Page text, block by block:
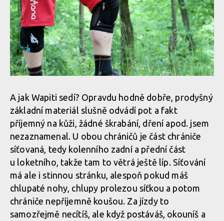
A jak Wapiti sedí? Opravdu hodně dobře, prodyšný
základní materiál slušně odvádí pot a fakt
příjemný na kůži, žádné škrabání, dření apod. jsem
nezaznamenal. U obou chráničů je část chrániče
síťovaná, tedy kolenního zadní a přední část
u loketního, takže tam to větrá ještě líp. Síťování
má ale i stinnou stránku, alespoň pokud máš
chlupaté nohy, chlupy prolezou síťkou a potom
chrániče nepříjemně koušou. Za jízdy to
samozřejmě necítíš, ale když postáváš, okouníš a